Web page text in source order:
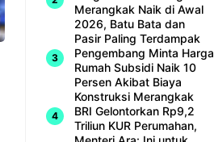
Merangkak Naik di Awal
2026, Batu Bata dan
Pasir Paling Terdampak
Pengembang Minta Harga
Rumah Subsidi Naik 10
Persen Akibat Biaya
Konstruksi Merangkak
BRI Gelontorkan Rp9,2
Triliun KUR Perumahan,